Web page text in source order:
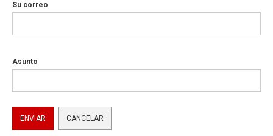
Su correo
Asunto
ENVIAR CANCELAR